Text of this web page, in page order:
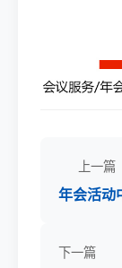
上一篇
年会活动
下一篇